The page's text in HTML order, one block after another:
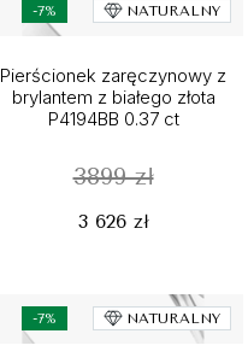
-7% NATURALNY
Pierścionek zaręczynowy z
brylantem z białego złota
P4194BB 0.37 ct
3899 zł
3 626 zł
-7% NATURALNY